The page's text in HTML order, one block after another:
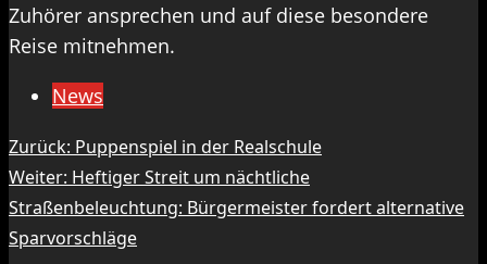
Zuhörer ansprechen und auf diese besondere
Reise mitnehmen.
News
Beitragsnavigation
Zurück: Puppenspiel in der Realschule
Weiter: Heftiger Streit um nächtliche
Straßenbeleuchtung: Bürgermeister fordert alternative
Sparvorschläge